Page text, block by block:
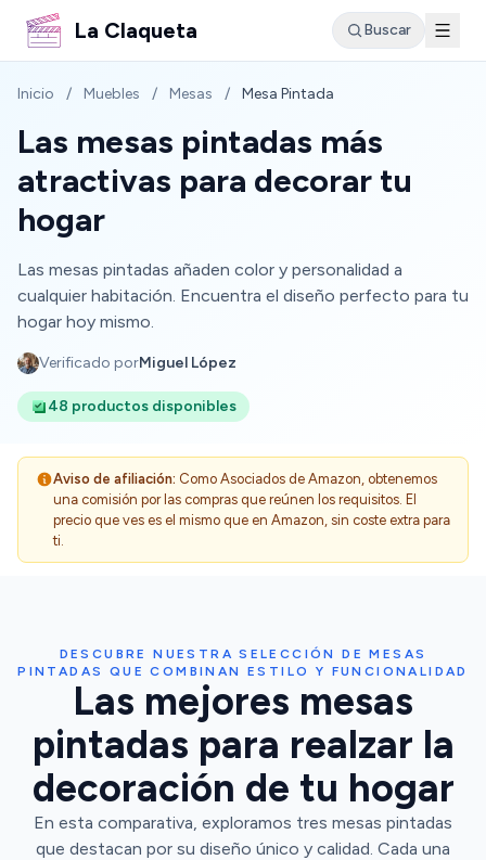
La Claqueta Buscar
Inicio / Muebles / Mesas / Mesa Pintada
Las mesas pintadas más
atractivas para decorar tu
hogar
Las mesas pintadas añaden color y personalidad a
cualquier habitación. Encuentra el diseño perfecto para tu
hogar hoy mismo.
Verificado porMiguel López
48 productos disponibles
Aviso de afiliación: Como Asociados de Amazon, obtenemos
una comisión por las compras que reúnen los requisitos. El
precio que ves es el mismo que en Amazon, sin coste extra para
ti.
DESCUBRE NUESTRA SELECCIÓN DE MESAS
PINTADAS QUE COMBINAN ESTILO Y FUNCIONALIDAD
Las mejores mesas
pintadas para realzar la
decoración de tu hogar
En esta comparativa, exploramos tres mesas pintadas
que destacan por su diseño único y calidad. Cada una